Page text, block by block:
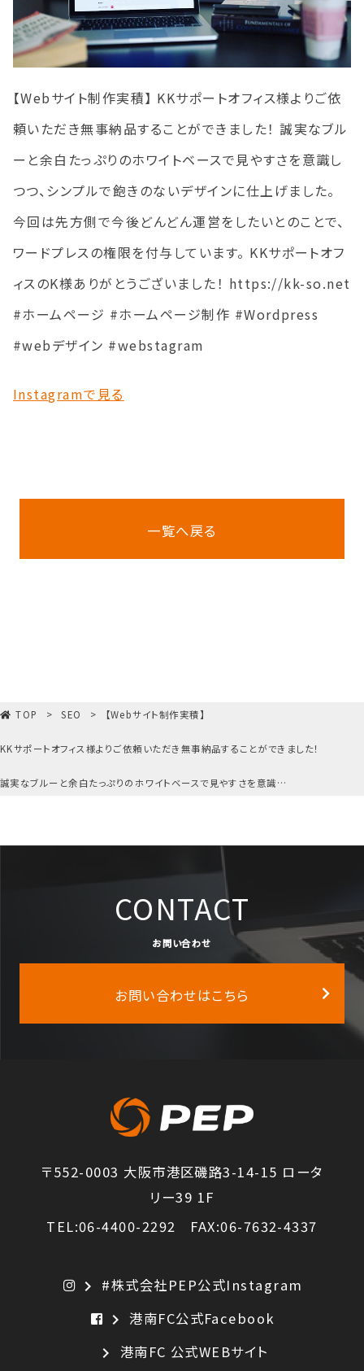
【Webサイト制作実積】 KKサポートオフィス様よりご依
頼いただき無事納品することができました！ 誠実なブル
ーと余白たっぷりのホワイトベースで見やすさを意識し
つつ、シンプルで飽きのないデザインに仕上げました。
今回は先方側で今後どんどん運営をしたいとのことで、
ワードプレスの権限を付与しています。 KKサポートオフ
ィスのK様ありがとうございました！ https://kk-so.net
#ホームページ #ホームページ制作 #Wordpress
#webデザイン #webstagram
Instagramで見る
一覧へ戻る
TOP SEO 【Webサイト制作実積】
KKサポートオフィス様よりご依頼いただき無事納品することができました！
誠実なブルーと余白たっぷりのホワイトベースで見やすさを意識…
CONTACT
お問い合わせ
お問い合わせはこちら
〒552-0003 大阪市港区磯路3-14-15 ロータ
リー39 1F
TEL:06-4400-2292 FAX:06-7632-4337
chevron_right #株式会社PEP公式Instagram
chevron_right 港南FC公式Facebook
chevron_right 港南FC 公式WEBサイト